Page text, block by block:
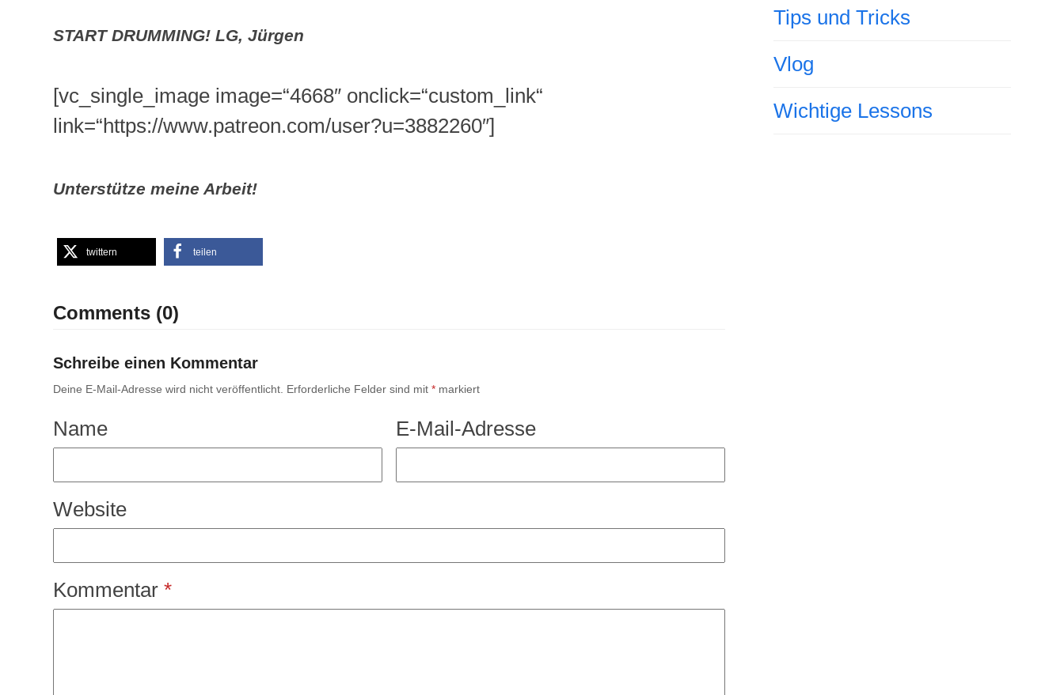
START DRUMMING! LG, Jürgen
[vc_single_image image=“4668″ onclick=“custom_link“
link=“https://www.patreon.com/user?u=3882260″]
Unterstütze meine Arbeit!
twittern teilen
Comments (0)
Schreibe einen Kommentar
Deine E-Mail-Adresse wird nicht veröffentlicht. Erforderliche Felder sind mit* markiert
Name E-Mail-Adresse
Website
Kommentar*
Tips und Tricks
Vlog
Wichtige Lessons